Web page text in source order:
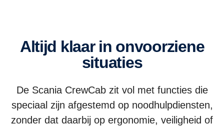
Altijd klaar in onvoorziene
situaties
De Scania CrewCab zit vol met functies die
speciaal zijn afgestemd op noodhulpdiensten,
zonder dat daarbij op ergonomie, veiligheid of